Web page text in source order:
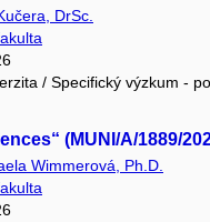
DrSc.
/ Specifický výzkum -
(MUNI/A/1889/
Wimmerová, Ph.D.